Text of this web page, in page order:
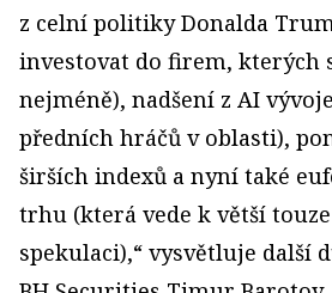
z celní politiky Donalda
investovat do firem, kterých
nejméně), nadšení z AI
předních hráčů v oblasti),
širších indexů a nyní také
trhu (která vede k větší
spekulaci),“ vysvětluje další